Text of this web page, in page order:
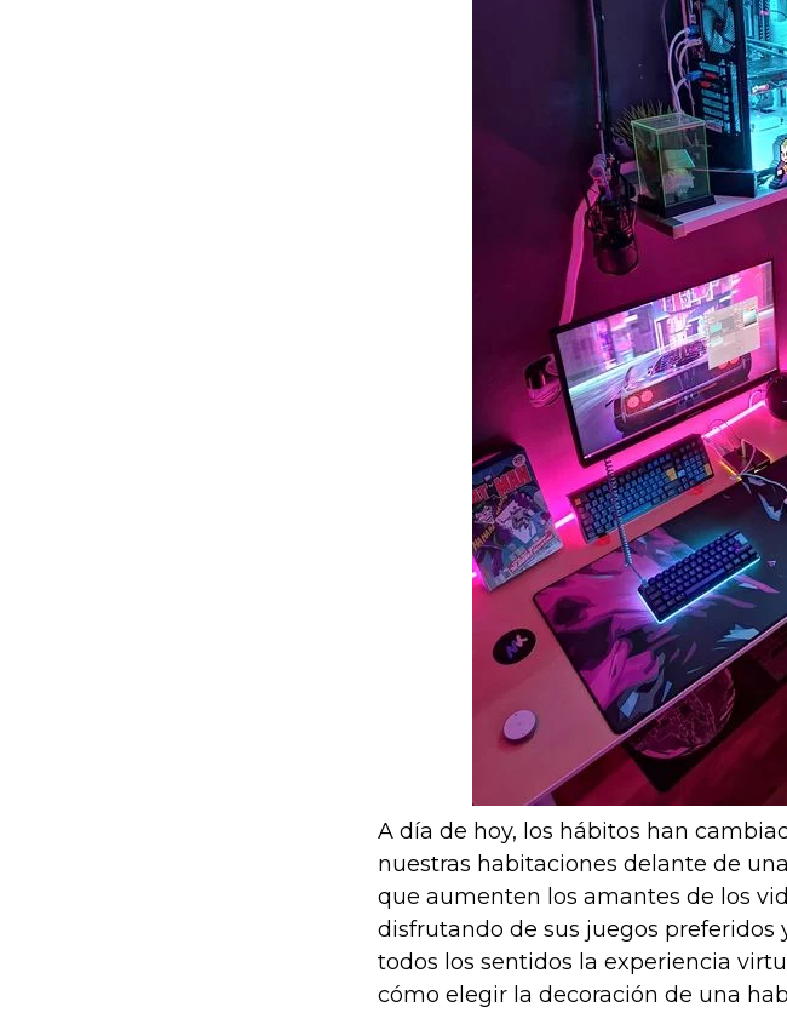
A día de hoy, los hábitos han
nuestras habitaciones delante de
que aumenten los amantes de los
disfrutando de sus juegos preferidos
todos los sentidos la experiencia
cómo elegir la decoración de una